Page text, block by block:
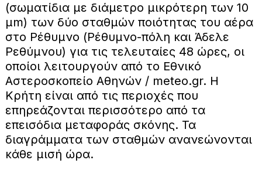
(σωματίδια με διάμετρο μικρότερη των 10
μm) των δύο σταθμών ποιότητας του αέρα
στο Ρέθυμνο (Ρέθυμνο-πόλη και Άδελε
Ρεθύμνου) για τις τελευταίες 48 ώρες, οι
οποίοι λειτουργούν από το Εθνικό
Αστεροσκοπείο Αθηνών / meteo.gr. Η
Κρήτη είναι από τις περιοχές που
επηρεάζονται περισσότερο από τα
επεισόδια μεταφοράς σκόνης. Τα
διαγράμματα των σταθμών ανανεώνονται
κάθε μισή ώρα.